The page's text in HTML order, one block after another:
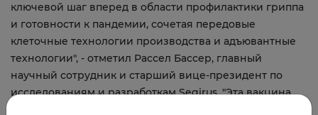
ключевой шаг вперед в области профилактики гриппа
и готовности к пандемии, сочетая передовые
клеточные технологии производства и адъювантные
технологии", - отметил Рассел Бассер, главный
научный сотрудник и старший вице-президент по
исследованиям и разработкам Seqirus. "Эта вакцина